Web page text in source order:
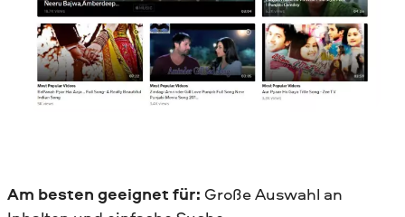
Am besten geeignet für: Große Auswahl an